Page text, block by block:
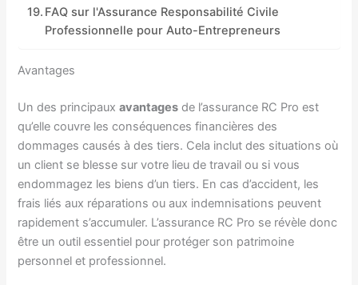
FAQ sur l'Assurance Responsabilité Civile
Professionnelle pour Auto-Entrepreneurs
Avantages
Un des principauxavantages de l’assurance RC Pro est
qu’elle couvre les conséquences financières des
dommages causés à des tiers. Cela inclut des situations où
un client se blesse sur votre lieu de travail ou si vous
endommagez les biens d’un tiers. En cas d’accident, les
frais liés aux réparations ou aux indemnisations peuvent
rapidement s’accumuler. L’assurance RC Pro se révèle donc
être un outil essentiel pour protéger son patrimoine
personnel et professionnel.